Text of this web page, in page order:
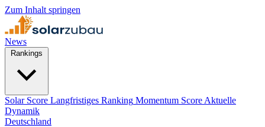
Zum Inhalt springen
News
Solar Score Langfristiges Ranking Momentum Score Aktuelle
Dynamik
Deutschland